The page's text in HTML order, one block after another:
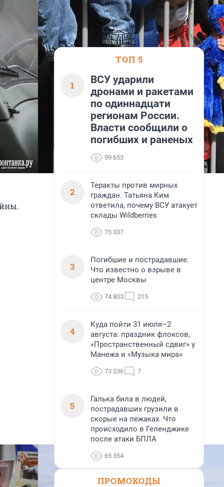
ТОП 5
1
ВСУ ударили
дронами и ракетами
по одиннадцати
регионам России.
Власти сообщили о
погибших и раненых
99 653
2
Теракты против мирных
граждан. Татьяна Ким
ответила, почему ВСУ атакует
склады Wildberries
75 037
3
Погибшие и пострадавшие.
Что известно о взрыве в
центре Москвы
74 803 215
4
Куда пойти 31 июля–2
августа: праздник флоксов,
«Пространственный сдвиг» у
Манежа и «Музыка мира»
73 236 7
5
Галька била в людей,
пострадавших грузили в
скорые на лежаках. Что
происходило в Геленджике
после атаки БПЛА
65 354
ПРОМОКОДЫ